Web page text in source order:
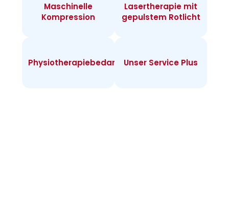
Maschinelle
Kompression
Lasertherapie mit
gepulstem Rotlicht
Physiotherapiebedarf Unser Service Plus